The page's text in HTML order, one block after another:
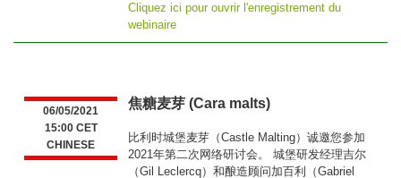
Cliquez ici pour ouvrir l'enregistrement du
webinaire
06/05/2021
15:00 CET
CHINESE
焦糖麦芽 (Cara malts)
比利时城堡麦芽（Castle Malting）诚邀您参加
2021年第二次网络研讨会。 城堡研发经理吉尔
（Gil Leclercq）和酿造顾问加百利（Gabriel